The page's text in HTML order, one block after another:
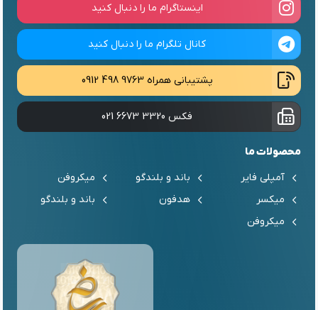
اینستاگرام ما را دنبال کنید
کانال تلگرام ما را دنبال کنید
پشتیبانی همراه0912 498 9763
فکس 021 6673 3320
محصولات ما
آمپلی فایر
باند و بلندگو
میکروفن
میکسر
هدفون
باند و بلندگو
میکروفن